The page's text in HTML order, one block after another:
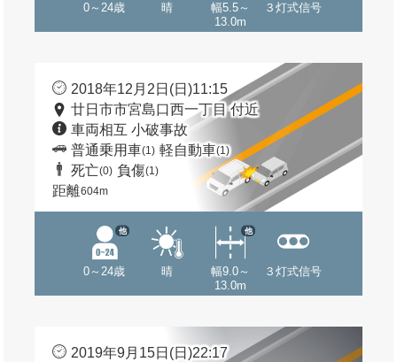
0～24歳 晴
幅5.5～
13.0m
３灯式信号
2018年12月2日(日)11:15
廿日市市宮島口西一丁目 付近
車両相互 小破事故
普通乗用車(1) 軽自動車(1)
死亡(0) 負傷(1)
距離604m
0～24歳
他
晴
幅9.0～
13.0m
他
３灯式信号
2019年9月15日(日)22:17